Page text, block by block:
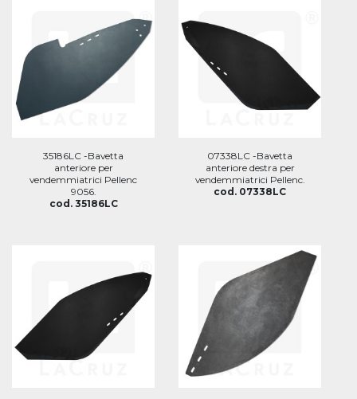
35186LC -Bavetta
anteriore per
vendemmiatrici Pellenc
9056.
cod. 35186LC
07338LC -Bavetta
anteriore destra per
vendemmiatrici Pellenc.
cod. 07338LC